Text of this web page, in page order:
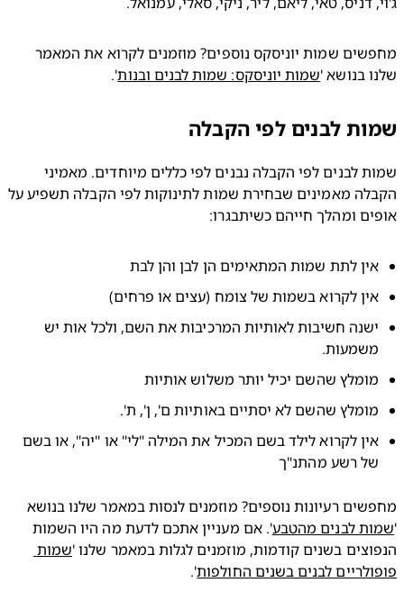
מחפשים שמות יוניסקס נוספים? מוזמנים לקרוא את המאמר
בנושא 'שמות יוניסקס: שמות לבנים ובנות'.
לבנים לפי הקבלה
שמות לבנים לפי הקבלה נבנים לפי כללים מיוחדים. מאמיני
הקבלה מאמינים שבחירת שמות לתינוקות לפי הקבלה תשפיע על
ומהלך חייהם כשיתבגרו:
לתת שמות המתאימים הן לבן והן לבת
לקרוא בשמות של צומח (עצים או פרחים)
ישנה חשיבות לאותיות המרכיבות את השם, ולכל אות יש
שהשם יכיל יותר משלוש אותיות
שהשם לא יסתיים באותיות ם', ן', ת'.
אין לקרוא לילד בשם המכיל את המילה "לי" או "יה", או בשם
רשע מהתנ"ך
מחפשים רעיונות נוספים? מוזמנים לנסות במאמר שלנו בנושא
לבנים מהטבע
'. אם מעניין אתכם לדעת מה היו השמות
בשנים קודמות, מוזמנים לגלות במאמר שלנו '
שמות
לבנים בשנים החולפות'.